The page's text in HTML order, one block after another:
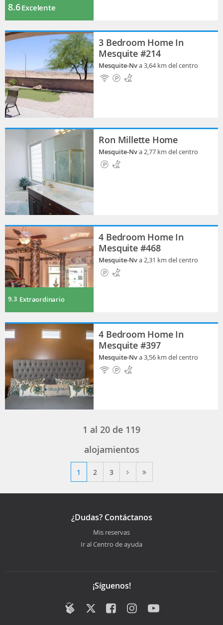
8.6Excelente
3 Bedroom Home In
Mesquite #214
Mesquite-Nva 3,64 km del centro
Ron Millette Home
Mesquite-Nva 2,77 km del centro
9.3 Extraordinario
4 Bedroom Home In
Mesquite #468
Mesquite-Nva 2,31 km del centro
4 Bedroom Home In
Mesquite #397
Mesquite-Nva 3,56 km del centro
1 al 20 de 119
alojamientos
1 2 3
¿Dudas? Contáctanos
Mis reservas
Ir al Centro de ayuda
¡Síguenos!